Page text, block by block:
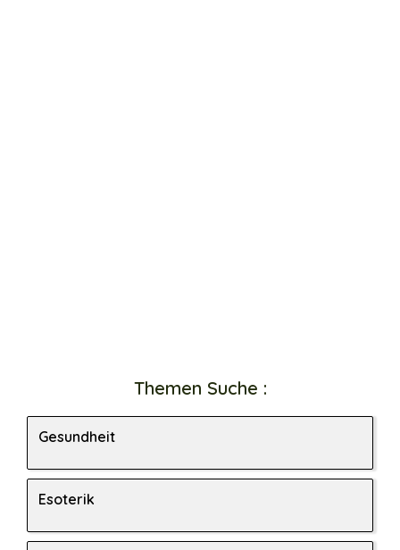
Themen Suche :
Gesundheit
Esoterik